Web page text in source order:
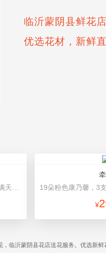
临沂蒙阴县鲜花
优选花材，新鲜
¥
临沂蒙阴县花店送花服务。优选新